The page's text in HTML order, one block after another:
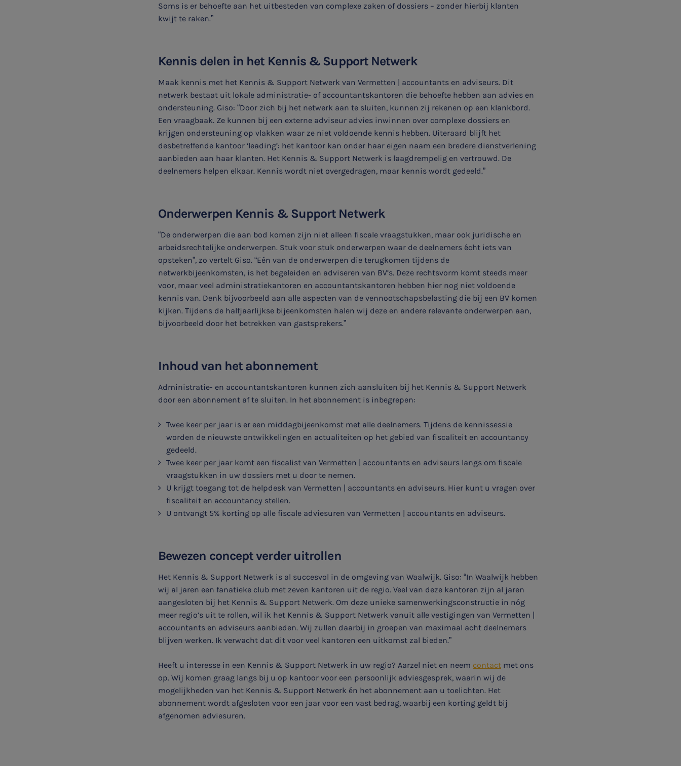

Aanmelden topic-meldingen
Ontvang meldingen bij belangrijke ontwikkelingen rondom
het topic: Stikstof
Aanmelden
Soms is er behoefte aan het uitbesteden van complexe zaken of dossiers – zonder hierbij klanten
kwijt te raken.”
Kennis delen in het Kennis & Support Netwerk
Maak kennis met het Kennis & Support Netwerk van Vermetten | accountants en adviseurs. Dit
netwerk bestaat uit lokale administratie- of accountantskantoren die behoefte hebben aan advies en
ondersteuning. Giso: “Door zich bij het netwerk aan te sluiten, kunnen zij rekenen op een klankbord.
Een vraagbaak. Ze kunnen bij een externe adviseur advies inwinnen over complexe dossiers en
krijgen ondersteuning op vlakken waar ze niet voldoende kennis hebben. Uiteraard blijft het
desbetreffende kantoor ‘leading’: het kantoor kan onder haar eigen naam een bredere dienstverlening
aanbieden aan haar klanten. Het Kennis & Support Netwerk is laagdrempelig en vertrouwd. De
deelnemers helpen elkaar. Kennis wordt niet overgedragen, maar kennis wordt gedeeld.”
Onderwerpen Kennis & Support Netwerk
“De onderwerpen die aan bod komen zijn niet alleen fiscale vraagstukken, maar ook juridische en
arbeidsrechtelijke onderwerpen. Stuk voor stuk onderwerpen waar de deelnemers écht iets van
opsteken”, zo vertelt Giso. “Eén van de onderwerpen die terugkomen tijdens de
netwerkbijeenkomsten, is het begeleiden en adviseren van BV’s. Deze rechtsvorm komt steeds meer
voor, maar veel administratiekantoren en accountantskantoren hebben hier nog niet voldoende
kennis van. Denk bijvoorbeeld aan alle aspecten van de vennootschapsbelasting die bij een BV komen
kijken. Tijdens de halfjaarlijkse bijeenkomsten halen wij deze en andere relevante onderwerpen aan,
bijvoorbeeld door het betrekken van gastsprekers.”
Inhoud van het abonnement
Administratie- en accountantskantoren kunnen zich aansluiten bij het Kennis & Support Netwerk
door een abonnement af te sluiten. In het abonnement is inbegrepen:
Twee keer per jaar is er een middagbijeenkomst met alle deelnemers. Tijdens de kennissessie
worden de nieuwste ontwikkelingen en actualiteiten op het gebied van fiscaliteit en accountancy
gedeeld.
Twee keer per jaar komt een fiscalist van Vermetten | accountants en adviseurs langs om fiscale
vraagstukken in uw dossiers met u door te nemen.
U krijgt toegang tot de helpdesk van Vermetten | accountants en adviseurs. Hier kunt u vragen over
fiscaliteit en accountancy stellen.
U ontvangt 5% korting op alle fiscale adviesuren van Vermetten | accountants en adviseurs.
Bewezen concept verder uitrollen
Het Kennis & Support Netwerk is al succesvol in de omgeving van Waalwijk. Giso: “In Waalwijk hebben
wij al jaren een fanatieke club met zeven kantoren uit de regio. Veel van deze kantoren zijn al jaren
aangesloten bij het Kennis & Support Netwerk. Om deze unieke samenwerkingsconstructie in nóg
meer regio’s uit te rollen, wil ik het Kennis & Support Netwerk vanuit alle vestigingen van Vermetten |
accountants en adviseurs aanbieden. Wij zullen daarbij in groepen van maximaal acht deelnemers
blijven werken. Ik verwacht dat dit voor veel kantoren een uitkomst zal bieden.”
Heeft u interesse in een Kennis & Support Netwerk in uw regio? Aarzel niet en neem contact met ons
op. Wij komen graag langs bij u op kantoor voor een persoonlijk adviesgesprek, waarin wij de
mogelijkheden van het Kennis & Support Netwerk én het abonnement aan u toelichten. Het
abonnement wordt afgesloten voor een jaar voor een vast bedrag, waarbij een korting geldt bij
afgenomen adviesuren.